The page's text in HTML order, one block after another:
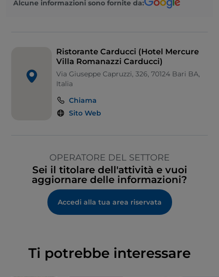
Alcune informazioni sono fornite da:
Ristorante Carducci (Hotel Mercure
Villa Romanazzi Carducci)
Via Giuseppe Capruzzi, 326, 70124 Bari BA,
Italia
Chiama
Sito Web
OPERATORE DEL SETTORE
Sei il titolare dell'attività e vuoi
aggiornare delle informazioni?
Accedi alla tua area riservata
Ti potrebbe interessare